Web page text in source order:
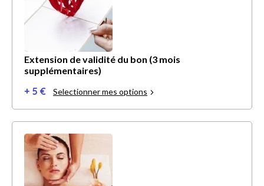
Extension de validité du bon (3 mois
supplémentaires)
+ 5 € Selectionner mes options